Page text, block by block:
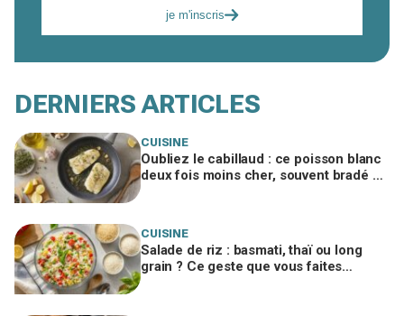
je m'inscris
DERNIERS ARTICLES
CUISINE
Oubliez le cabillaud : ce poisson blanc
deux fois moins cher, souvent bradé en
CUISINE
Salade de riz : basmati, thaï ou long
grain ? Ce geste que vous faites